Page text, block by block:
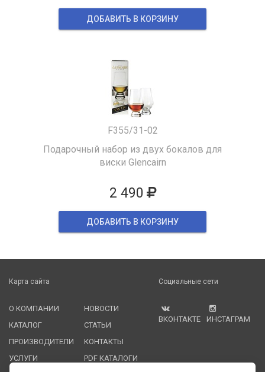
ДОБАВИТЬ В КОРЗИНУ
F355/31-02
Подарочный набор из двух бокалов для
виски Glencairn
2 490
ДОБАВИТЬ В КОРЗИНУ
Карта сайта
О КОМПАНИИ
КАТАЛОГ
ПРОИЗВОДИТЕЛИ
УСЛУГИ
НОВОСТИ
СТАТЬИ
КОНТАКТЫ
PDF КАТАЛОГИ
Социальные сети
ВКОНТАКТЕ ИНСТАГРАМ